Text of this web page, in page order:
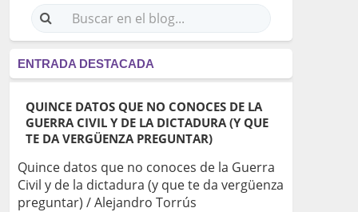
ENTRADA DESTACADA
QUINCE DATOS QUE NO CONOCES DE LA
GUERRA CIVIL Y DE LA DICTADURA (Y QUE
TE DA VERGÜENZA PREGUNTAR)
Quince datos que no conoces de la Guerra
Civil y de la dictadura (y que te da vergüenza
preguntar) / Alejandro Torrús